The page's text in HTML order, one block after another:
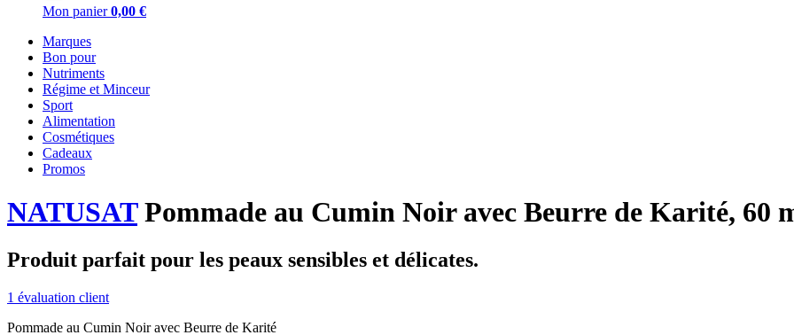
Mon panier 0,00 €
Marques
Bon pour
Nutriments
Régime et Minceur
Sport
Alimentation
Cosmétiques
Cadeaux
Promos
NATUSATPommade au Cumin Noir avec Beurre de Karité, 60
Produit parfait pour les peaux sensibles et délicates.
1 évaluation client
Pommade au Cumin Noir avec Beurre de Karité